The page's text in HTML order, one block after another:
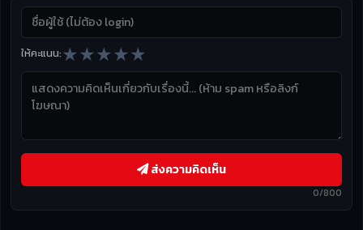
ให้คะแนน:★★★★★
0/800
ส่งความคิดเห็น